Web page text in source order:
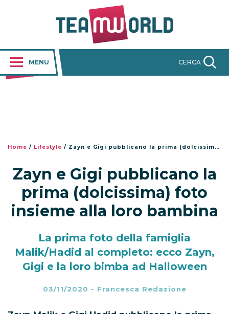
MENU CERCA
Home / Lifestyle / Zayn e Gigi pubblicano la prima (dolcissima) foto insieme alla loro bambina
Zayn e Gigi pubblicano la
prima (dolcissima) foto
insieme alla loro bambina
La prima foto della famiglia
Malik/Hadid al completo: ecco Zayn,
Gigi e la loro bimba ad Halloween
03/11/2020 - Francesca Redazione